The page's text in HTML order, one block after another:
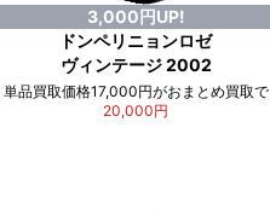
3,000円UP!
ドンペリニョンロゼ
ヴィンテージ 2002
単品買取価格17,000円がおまとめ買取で
20,000円